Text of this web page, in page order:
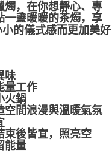
燭，在你想靜心、專
一盞暖暖的茶燭，享
的儀式感而更加美好
味
量工作
火鍋
空間浪漫與溫暖氣氛
束後皆宜，照亮空
能量